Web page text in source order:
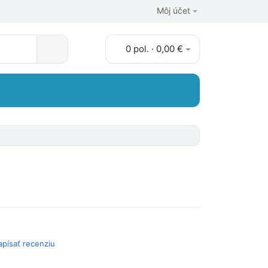
Môj účet
0 pol. · 0,00 €
recenziu